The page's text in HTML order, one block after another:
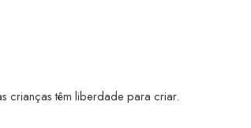
crianças têm liberdade para criar.